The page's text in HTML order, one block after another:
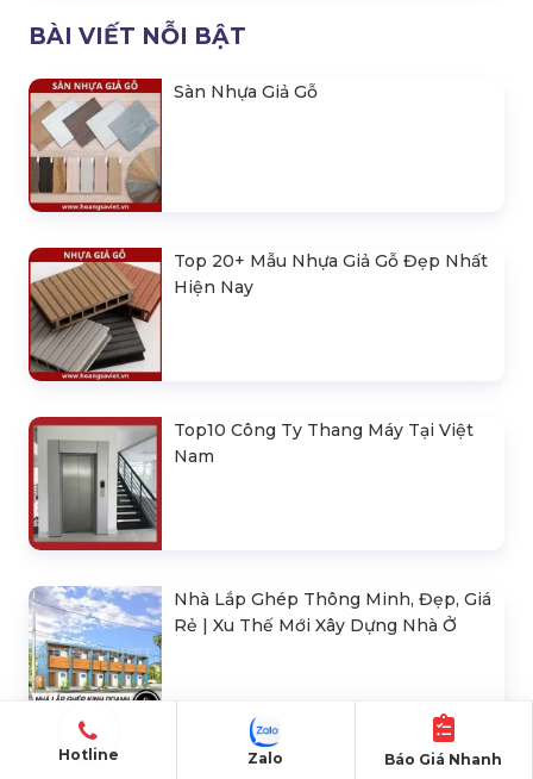
BÀI VIẾT NỖI BẬT
Sàn Nhựa Giả Gỗ
Top 20+ Mẫu Nhựa Giả Gỗ Đẹp Nhất
Hiện Nay
Top10 Công Ty Thang Máy Tại Việt
Nam
Nhà Lắp Ghép Thông Minh, Đẹp, Giá
Rẻ | Xu Thế Mới Xây Dựng Nhà Ở
50+ Mẫu Xe Bán Hàng Lưu Động ❤️️
Hotline Báo Giá Nhanh
Zalo